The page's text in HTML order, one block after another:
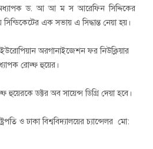
অধ্যাপক ড. আ আ ম স আরেফিন সিদ্দিকের
সিন্ডিকেটের এক সভায় এ সিদ্ধান্ত নেয়া হয়।
অরগানাইজেশন ফর নিউক্লিয়ার
রোল্ফ হুয়ের।
হুয়েরকে ডক্টর অব সায়েন্স ডিগ্রি দেয়া হবে।
ও ঢাকা বিশ্ববিদ্যালয়ের চ্যান্সেলর মো: